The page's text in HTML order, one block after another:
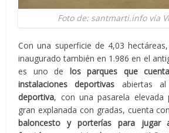
Foto de: santmarti.info vía
Con una superficie de 4,03
inaugurado también en 1.986 en el
es uno de los parques que
instalaciones deportivas abiertas
deportiva, con una pasarela elevada
gran explanada con gradas, cuenta
baloncesto y porterías para jugar